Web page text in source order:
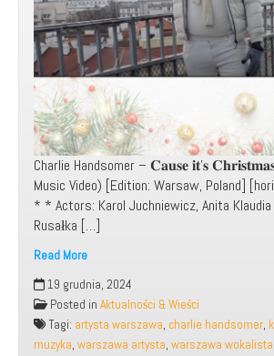
Charlie Handsomer – 𝐂𝐚𝐮𝐬𝐞 𝐢𝐭’𝐬
Music Video) [Edition: Warsaw, Poland]
* * Actors: Karol Juchniewicz, Anita Klaudia
Rusałka […]
Read More
Charlie
Handsomer
–
19 grudnia, 2024
Posted in Aktualności & Wieści
Tagi: artysta warszawa, charlie handsomer,
muzyka, warszawa artysta, warszawa wokalista